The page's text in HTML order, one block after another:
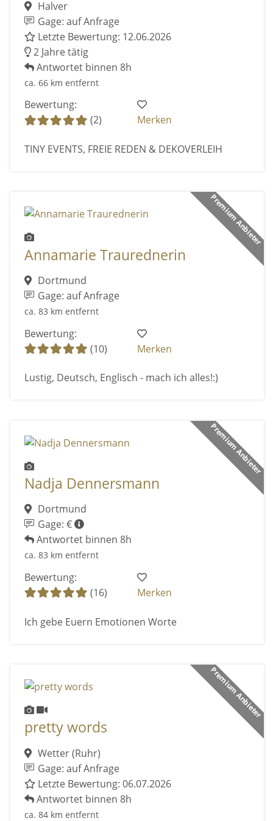
Halver
Gage: auf Anfrage
Letzte Bewertung: 12.06.2026
2 Jahre tätig
Antwortet binnen 8h
ca. 66 km entfernt
Bewertung:
(2)
Merken
TINY EVENTS, FREIE REDEN & DEKOVERLEIH
Premium Anbieter
Annamarie Traurednerin
Dortmund
Gage: auf Anfrage
ca. 83 km entfernt
Bewertung:
(10)
Merken
Lustig, Deutsch, Englisch - mach ich alles!:)
Premium Anbieter
Nadja Dennersmann
Dortmund
Gage: €
Antwortet binnen 8h
ca. 83 km entfernt
Bewertung:
(16)
Merken
Ich gebe Euern Emotionen Worte
Premium Anbieter
pretty words
Wetter (Ruhr)
Gage: auf Anfrage
Letzte Bewertung: 06.07.2026
Antwortet binnen 8h
ca. 84 km entfernt